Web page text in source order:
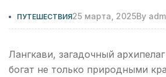
ПУТЕШЕСТВИЯ25 марта, 2025By
Лангкави, загадочный
богат не только природными